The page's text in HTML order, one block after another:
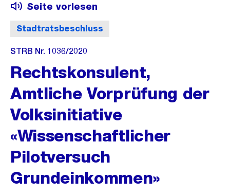
Stadtratsbeschluss
Seite vorlesen
STRB Nr. 1036/2020
Rechtskonsulent,
Amtliche Vorprüfung der
Volksinitiative
«Wissenschaftlicher
Pilotversuch
Grundeinkommen»